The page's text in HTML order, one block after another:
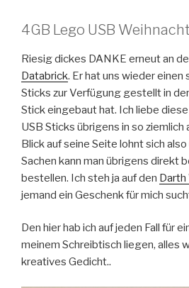
4GB Lego USB
Riesig dickes DANKE erneut an
Databrick. Er hat uns wieder einen
Sticks zur Verfügung gestellt in
Stick eingebaut hat. Ich liebe
USB Sticks übrigens in so ziemlich
Blick auf seine Seite lohnt sich
Sachen kann man übrigens direkt
bestellen. Ich steh ja auf den Darth
jemand ein Geschenk für mich
Den hier hab ich auf jeden Fall für
meinem Schreibtisch liegen, alles
kreatives Gedicht..